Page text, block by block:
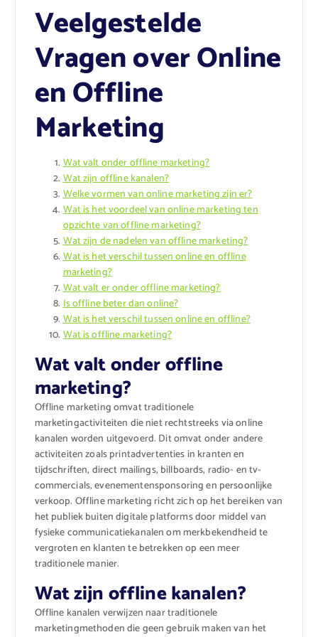
Veelgestelde
Vragen over Online
en Offline
Marketing
Wat valt onder offline marketing?
Wat zijn offline kanalen?
Welke vormen van online marketing zijn er?
Wat is het voordeel van online marketing ten
opzichte van offline marketing?
Wat zijn de nadelen van offline marketing?
Wat is het verschil tussen online en offline
marketing?
Wat valt er onder offline marketing?
Is offline beter dan online?
Wat is het verschil tussen online en offline?
Wat is offline marketing?
Wat valt onder offline
marketing?
Offline marketing omvat traditionele
marketingactiviteiten die niet rechtstreeks via online
kanalen worden uitgevoerd. Dit omvat onder andere
activiteiten zoals printadvertenties in kranten en
tijdschriften, direct mailings, billboards, radio- en tv-
commercials, evenementensponsoring en persoonlijke
verkoop. Offline marketing richt zich op het bereiken van
het publiek buiten digitale platforms door middel van
fysieke communicatiekanalen om merkbekendheid te
vergroten en klanten te betrekken op een meer
traditionele manier.
Wat zijn offline kanalen?
Offline kanalen verwijzen naar traditionele
marketingmethoden die geen gebruik maken van het